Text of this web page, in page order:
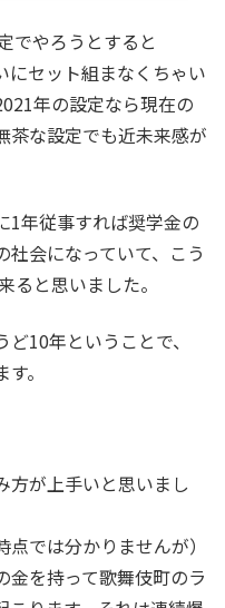
でやろうとすると
にセット組まなくちゃい
年の設定なら現在の
茶な設定でも近未来感が
1年従事すれば奨学金の
会になっていて、こう
ると思いました。
10年ということで、
。
方が上手いと思いまし
では分かりませんが）
金を持って歌舞伎町のラ